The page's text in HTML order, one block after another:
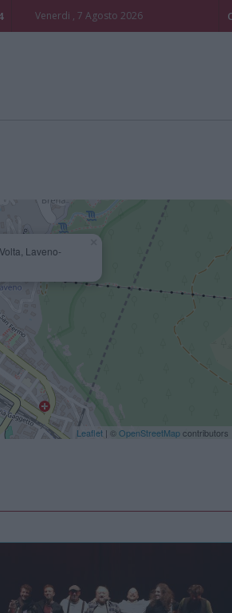
Venerdi , 7 Agosto 2026
Laveno-
Leaflet | ©OpenStreetMapcontributors